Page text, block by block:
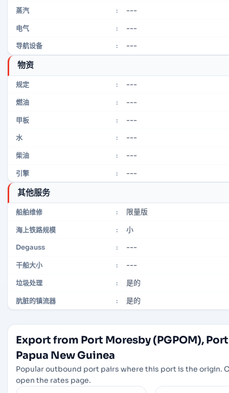
蒸汽 : ---
电气 : ---
导航设备 : ---
物资
规定 : ---
燃油 : ---
甲板 : ---
水 : ---
柴油 : ---
引擎 : ---
其他服务
船舶维修 : 限量版
海上铁路规模 : 小
Degauss : ---
干船大小 : ---
垃圾处理 : 是的
肮脏的镇流器 : 是的
Export from Port Moresby (PGPOM),
Papua New Guinea
Popular outbound port pairs where this port is the origin.
open the rates page.